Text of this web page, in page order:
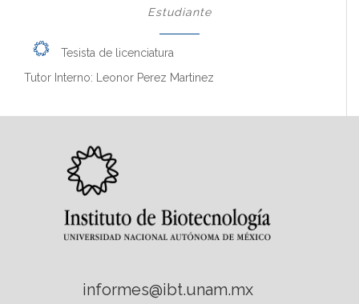
Estudiante
Tesista de licenciatura
Tutor Interno: Leonor Perez Martinez
informes@ibt.unam.mx